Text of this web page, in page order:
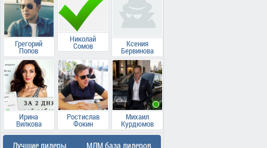
Грегорий
Попов
Николай
Сомов Ксения
Бервинова
Ирина
Вилкова
Ростислав
Фокин
Михаил
Курдюмов
Лучшие лидеры МЛМ база лидеров